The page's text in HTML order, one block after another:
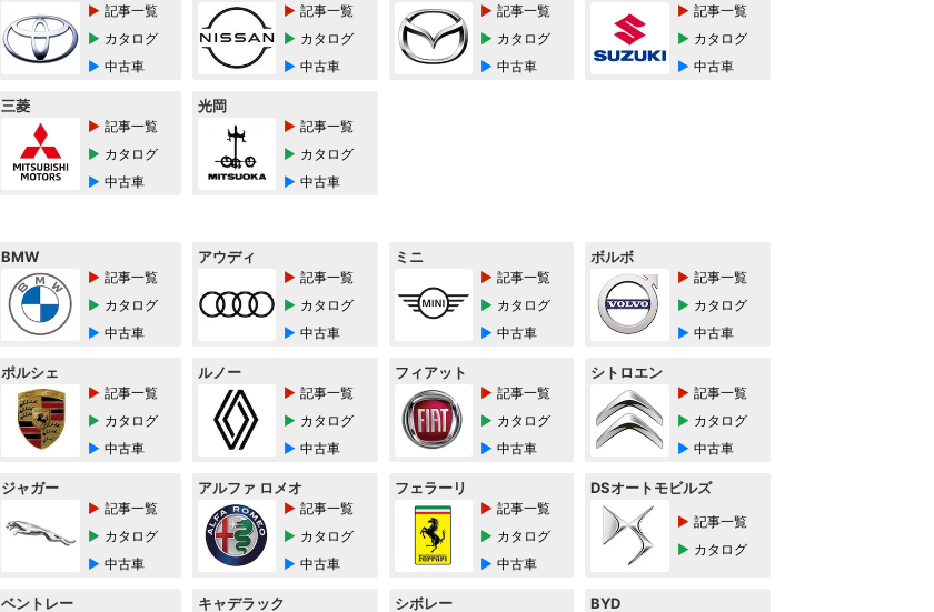
記事一覧
カタログ
中古車
記事一覧
カタログ
中古車
記事一覧
カタログ
中古車
記事一覧
カタログ
中古車
三菱
記事一覧
カタログ
中古車
光岡
記事一覧
カタログ
中古車
BMW
記事一覧
カタログ
中古車
アウディ
記事一覧
カタログ
中古車
ミニ
記事一覧
カタログ
中古車
ボルボ
記事一覧
カタログ
中古車
ポルシェ
記事一覧
カタログ
中古車
ルノー
記事一覧
カタログ
中古車
フィアット
記事一覧
カタログ
中古車
シトロエン
記事一覧
カタログ
中古車
ジャガー
記事一覧
カタログ
中古車
アルファ ロメオ
記事一覧
カタログ
中古車
フェラーリ
記事一覧
カタログ
中古車
DSオートモビルズ
記事一覧
カタログ
ベントレー キャデラック シボレー BYD